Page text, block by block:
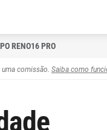
RENO16 PRO
comissão. Saiba como